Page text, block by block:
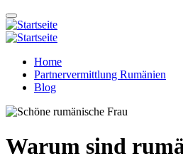
Home
Partnervermittlung Rumänien
Blog
Warum sind